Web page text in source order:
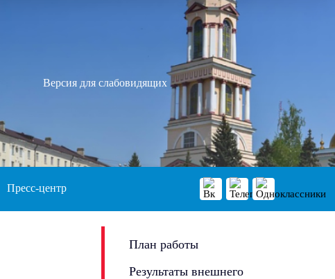
Версия для слабовидящих
Пресс-центр
План работы
Результаты внешнего